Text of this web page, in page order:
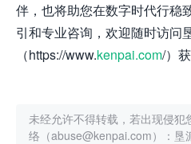
伴，也将助您在数字时代行稳
引和专业咨询，欢迎随时访问
（https://www.kenpai.com/）
未经允许不得转载，若出现侵犯
络（abuse@kenpai.com）： 垦